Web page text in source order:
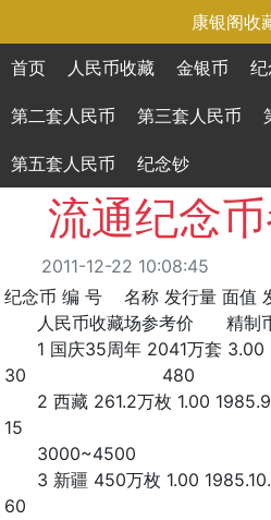
康银阁收
首页 人民币收藏 金银币
第二套人民币 第三套人民币
第五套人民币 纪念钞
流通纪念
2011-12-22 10:08:45
纪念币 编 号 名称 发行量
人民币收藏场参考价 精制
1 国庆35周年 2041万套
30 480
2 西藏 261.2万枚
15
3000~4500
3 新疆 450万枚
60